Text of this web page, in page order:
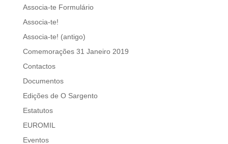
Associa-te Formulário
Associa-te!
Associa-te! (antigo)
Comemorações 31 Janeiro 2019
Contactos
Documentos
Edições de O Sargento
Estatutos
EUROMIL
Eventos